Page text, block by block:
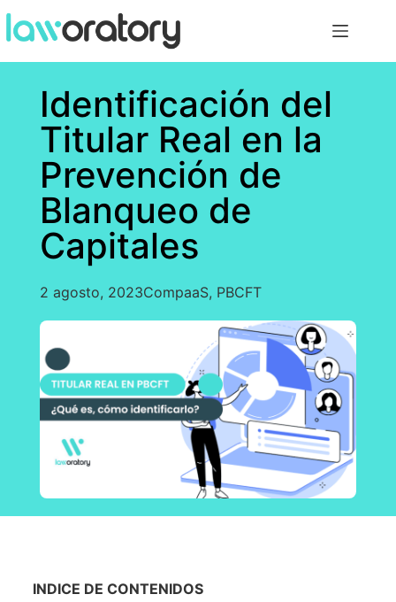
Identificación del
Titular Real en la
Prevención de
Blanqueo de
Capitales
2 agosto, 2023CompaaS, PBCFT
INDICE DE CONTENIDOS